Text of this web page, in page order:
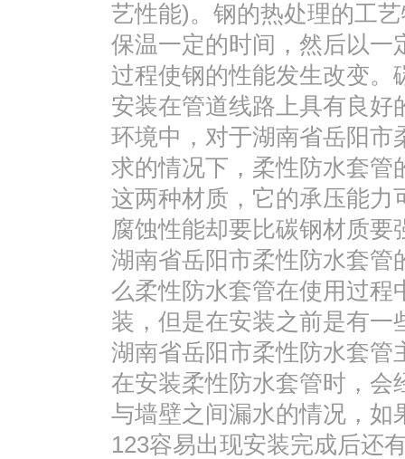
艺性能)。钢的热处理的工
保温一定的时间，然后以一
过程使钢的性能发生改变。
安装在管道线路上具有良好
环境中，对于湖南省岳阳市
求的情况下，柔性防水套管
这两种材质，它的承压能力
腐蚀性能却要比碳钢材质要
湖南省岳阳市柔性防水套管
么柔性防水套管在使用过程
装，但是在安装之前是有一
湖南省岳阳市柔性防水套管
在安装柔性防水套管时，会
与墙壁之间漏水的情况，如
123容易出现安装完成后还